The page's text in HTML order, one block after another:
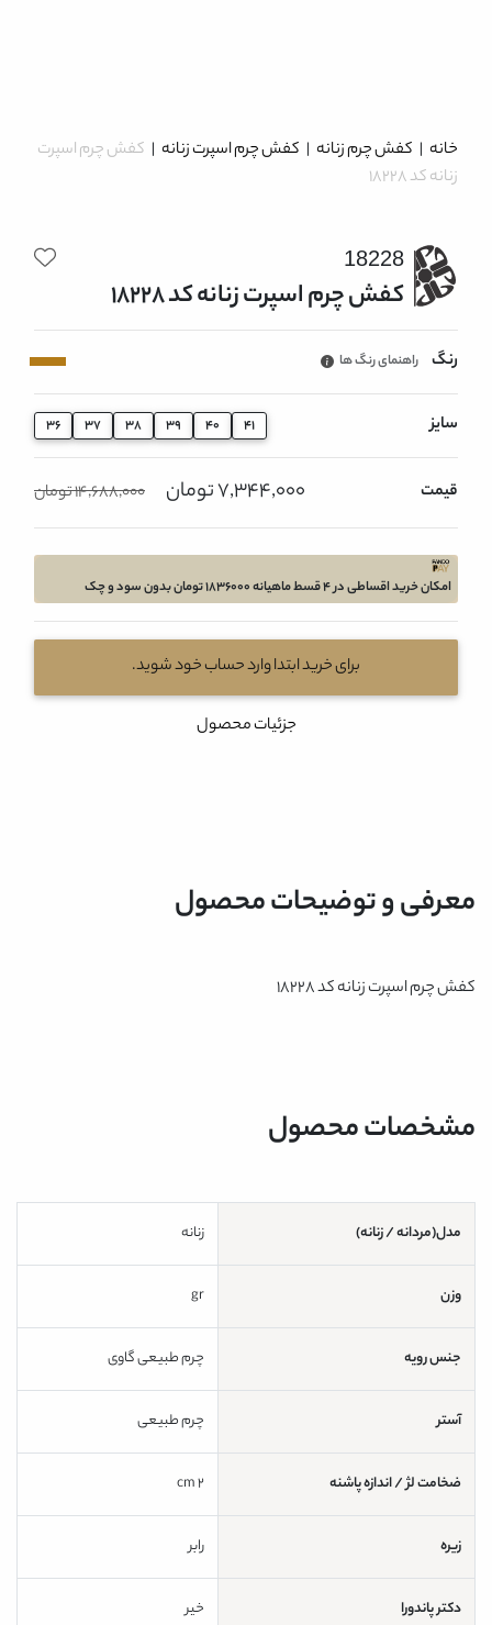
خانه | کفش چرم زنانه| کفش چرم اسپرت زنانه| کفش چرم اسپرت
زنانه کد 18228
18228
کفش چرم اسپرت زنانه کد 18228
رنگ راهنمای رنگ ها
سایز 36 37 38 39 40
قیمت 7,344,000 تومان 14,688,000 تومان
امکان خرید اقساطی در 4 قسط ماهیانه 1836000 تومان بدون سود و چک
برای خرید ابتدا وارد حساب خود شوید.
جزئیات محصول
معرفی و توضیحات محصول
کفش چرم اسپرت زنانه کد 18228
مشخصات محصول
مدل(مردانه / زنانه) زنانه
وزن gr
جنس رویه چرم طبیعی گاوی
آستر چرم طبیعی
ضخامت لژ / اندازه پاشنه
زیره رابر
دکتر پاندورا خیر